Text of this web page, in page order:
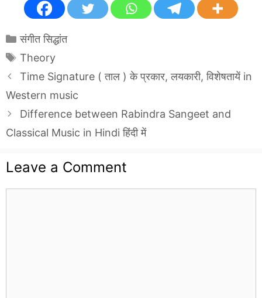
Categories
संगीत सिद्धांत
Tags
Theory
Time Signature ( ताल ) के प्रकार, लयकारी, विशेषतायें in
Western music
Difference between Rabindra Sangeet and
Classical Music in Hindi हिंदी में
Leave a Comment